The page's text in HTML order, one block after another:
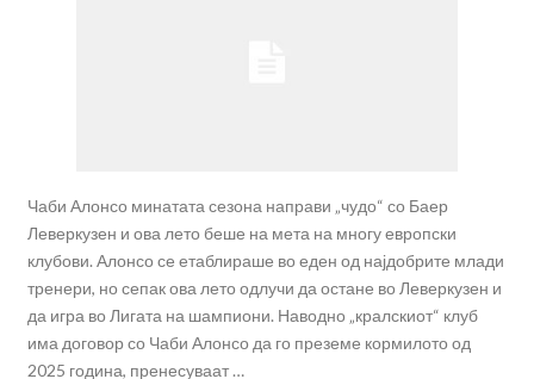
Чаби Алонсо минатата сезона направи „чудо“ со Баер
Леверкузен и ова лето беше на мета на многу европски
клубови. Алонсо се етаблираше во еден од најдобрите млади
тренери, но сепак ова лето одлучи да остане во Леверкузен и
да игра во Лигата на шампиони. Наводно „кралскиот“ клуб
има договор со Чаби Алонсо да го преземе кормилото од
2025 година, пренесуваат …